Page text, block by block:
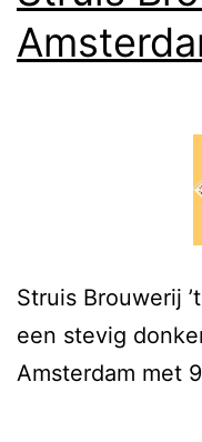
Struis Brouwerij
een stevig
Amsterdam met